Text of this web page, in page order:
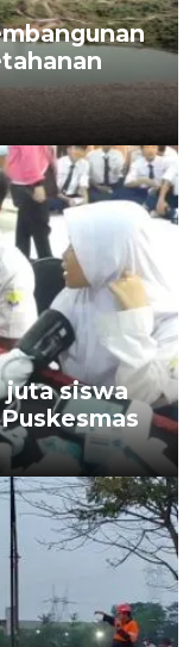
siswa